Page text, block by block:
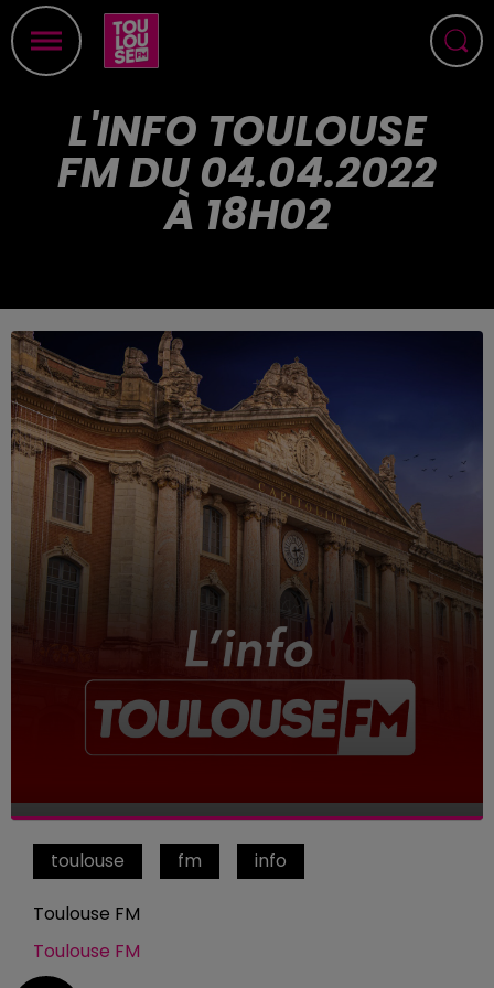
L'INFO TOULOUSE
FM DU 04.04.2022
À 18H02
toulouse fm info
Toulouse FM
Toulouse FM